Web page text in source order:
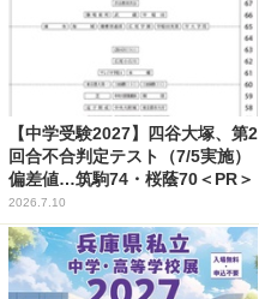
【中学受験2027】四谷大塚、第2
回合不合判定テスト（7/5実施）
偏差値…筑駒74・桜蔭70＜PR＞
2026.7.10